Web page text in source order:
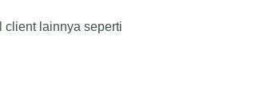
client lainnya seperti